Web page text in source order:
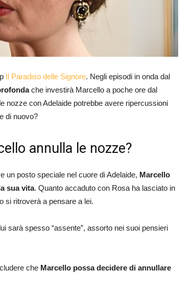
Il Paradiso delle Signore. Negli episodi in onda dal
che investirà Marcello a poche ore dal
nozze con Adelaide potrebbe avere ripercussioni
di nuovo?
annulla le nozze?
un posto speciale nel cuore di Adelaide, Marcello
sua vita. Quanto accaduto con Rosa ha lasciato in
si ritroverà a pensare a lei.
sarà spesso “assente”, assorto nei suoi pensieri
che Marcello possa decidere di annullare